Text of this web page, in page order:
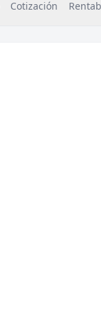
Cotización